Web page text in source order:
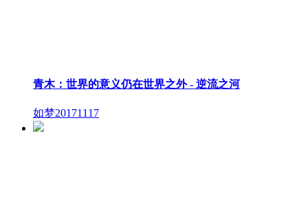
青木：世界的意义仍在世界之外 - 逆流之河
如梦20171117